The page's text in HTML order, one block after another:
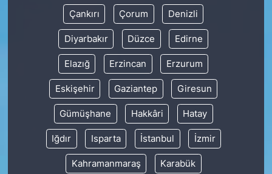
Çankırı Çorum Denizli
Diyarbakır Düzce Edirne
Elazığ Erzincan Erzurum
Eskişehir Gaziantep Giresun
Gümüşhane Hakkâri Hatay
Iğdır Isparta İstanbul İzmir
Kahramanmaraş Karabük